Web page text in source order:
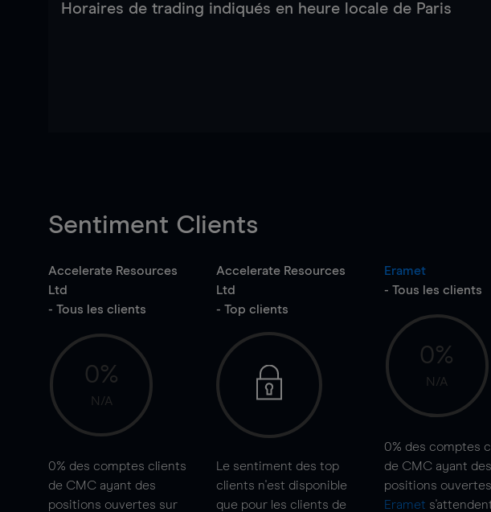
Horaires de trading indiqués en heure locale de Paris
Sentiment Clients
Accelerate Resources
Ltd
- Tous les clients
0%
N/A
0% des comptes clients
de CMC ayant des
positions ouvertes sur
Accelerate Resources
Ltd
- Top clients
Le sentiment des top
clients n'est disponible
que pour les clients de
Eramet
- Tous les clients
0%
N/A
0% des comptes
de CMC ayant des
positions
Eramet